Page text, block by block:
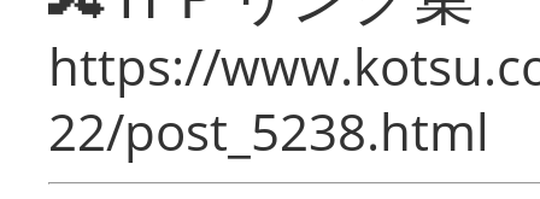
https://
22/post_5238.html